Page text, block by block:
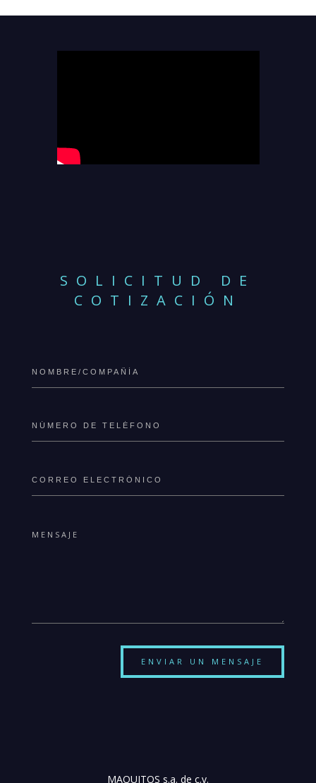
SOLICITUD DE
COTIZACIÓN
ENVIAR UN MENSAJE
MAQUITOS s.a. de c.v.